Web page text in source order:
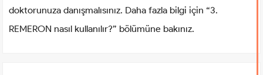
doktorunuza danışmalısınız. Daha fazla bilgi için “3.
REMERON nasıl kullanılır?” bölümüne bakınız.